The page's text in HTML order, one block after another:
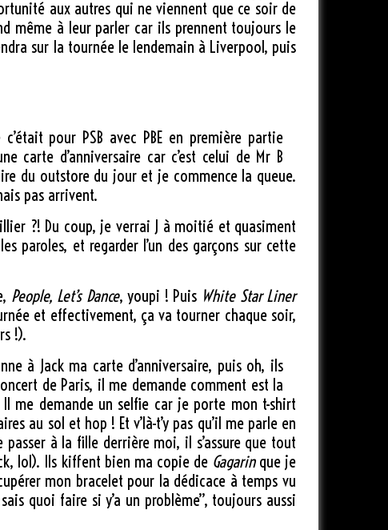
aux autres qui ne viennent que ce soir de
même à leur parler car ils prennent toujours le
sur la tournée le lendemain à Liverpool, puis
pour PSB avec PBE en première partie
carte d’anniversaire car c’est celui de Mr B
du outstore du jour et je commence la queue.
pas arrivent.
?! Du coup, je verrai J à moitié et quasiment
paroles, et regarder l’un des garçons sur cette
People, Let’s Dance, youpi ! Puis White Star Liner
et effectivement, ça va tourner chaque soir,
!).
à Jack ma carte d’anniversaire, puis oh, ils
de Paris, il me demande comment est la
Il me demande un selfie car je porte mon t-shirt
au sol et hop ! Et v’là-t’y pas qu’il me parle en
à la fille derrière moi, il s’assure que tout
lol). Ils kiffent bien ma copie de Gagarinque je
mon bracelet pour la dédicace à temps vu
quoi faire si y’a un problème”, toujours aussi